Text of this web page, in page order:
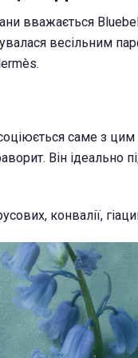
вважається
весільним
саме з
Він ідеально
конвалії,